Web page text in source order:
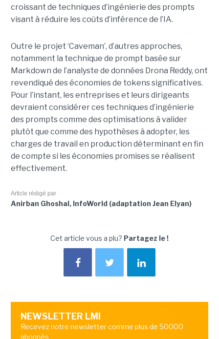
croissant de techniques d’ingénierie des prompts
visant à réduire les coûts d’inférence de l’IA.
Outre le projet ‘Caveman’, d’autres approches,
notamment la technique de prompt basée sur
Markdown de l’analyste de données Drona Reddy, ont
revendiqué des économies de tokens significatives.
Pour l’instant, les entreprises et leurs dirigeants
devraient considérer ces techniques d’ingénierie
des prompts comme des optimisations à valider
plutôt que comme des hypothèses à adopter, les
charges de travail en production déterminant en fin
de compte si les économies promises se réalisent
effectivement.
Article rédigé par
Anirban Ghoshal, InfoWorld (adaptation Jean Elyan)
Cet article vous a plu? Partagez le !
NEWSLETTER LMI
Recevez notre newsletter comme plus de 50000
abonnés